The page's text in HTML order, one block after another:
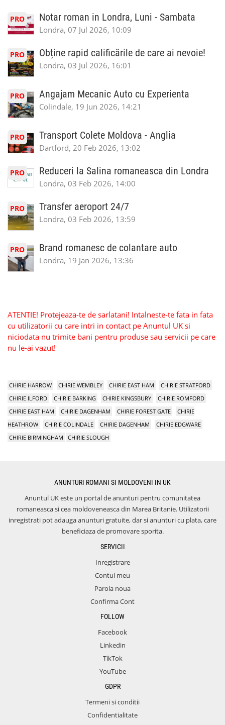
PRO Notar roman in Londra, Luni - Sambata
Londra, 07 Jul 2026, 10:09
PRO Obține rapid calificările de care ai nevoie!
Londra, 03 Jul 2026, 16:01
PRO Angajam Mecanic Auto cu Experienta
Colindale, 19 Jun 2026, 14:21
PRO Transport Colete Moldova - Anglia
Dartford, 20 Feb 2026, 13:02
PRO Reduceri la Salina romaneasca din Londra
Londra, 03 Feb 2026, 14:00
PRO Transfer aeroport 24/7
Londra, 03 Feb 2026, 13:59
PRO Brand romanesc de colantare auto
Londra, 19 Jan 2026, 13:36
ATENTIE! Protejeaza-te de sarlatani! Intalneste-te fata in fata
cu utilizatorii cu care intri in contact pe Anuntul UK si
niciodata nu trimite bani pentru produse sau servicii pe care
nu le-ai vazut!
CHIRIE HARROW CHIRIE WEMBLEY CHIRIE EAST HAM
CHIRIE STRATFORD
CHIRIE ILFORD
CHIRIE BARKING CHIRIE KINGSBURY
CHIRIE ROMFORD
CHIRIE EAST HAM
CHIRIE DAGENHAM CHIRIE FOREST GATE
CHIRIE
HEATHROW
CHIRIE COLINDALE CHIRIE DAGENHAM
CHIRIE EDGWARE
CHIRIE BIRMINGHAM
CHIRIE SLOUGH
ANUNTURI ROMANI SI MOLDOVENI IN UK
Anuntul UK este un portal de anunturi pentru comunitatea
romaneasca si cea moldoveneasca din Marea Britanie. Utilizatorii
inregistrati pot adauga anunturi gratuite, dar si anunturi cu plata, care
beneficiaza de promovare sporita.
SERVICII
Inregistrare
Contul meu
Parola noua
Confirma Cont
FOLLOW
Facebook
Linkedin
TikTok
YouTube
GDPR
Termeni si conditii
Confidentialitate